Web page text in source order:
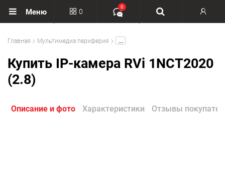
Меню 0
0
Главная Мультимедиа периферия
Купить IP-камера RVi 1NCT2020
(2.8)
Описание и фото Характеристики Отзывы